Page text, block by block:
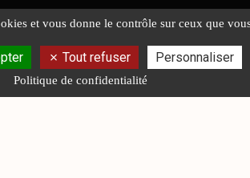
43
et vous donne le contrôle sur ceux que
Tout refuser Personnaliser
Politique de confidentialité